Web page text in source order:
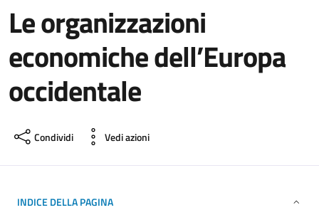
Le organizzazioni
economiche dell’Europa
occidentale
Condividi Vedi azioni
INDICE DELLA PAGINA